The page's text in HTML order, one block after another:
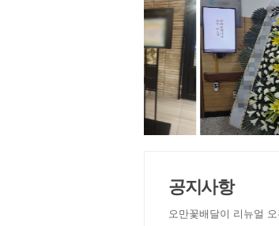
공지사항
오만꽃배달이 리뉴얼